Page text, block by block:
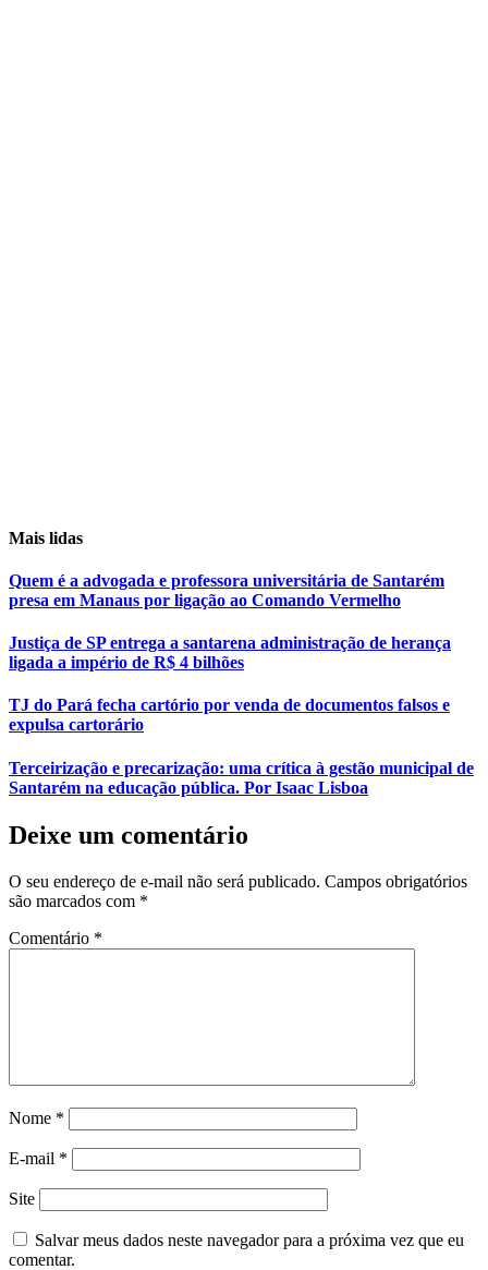
Mais lidas
Quem é a advogada e professora universitária de Santarém
presa em Manaus por ligação ao Comando Vermelho
Justiça de SP entrega a santarena administração de herança
ligada a império de R$ 4 bilhões
TJ do Pará fecha cartório por venda de documentos falsos e
expulsa cartorário
Terceirização e precarização: uma crítica à gestão municipal de
Santarém na educação pública. Por Isaac Lisboa
Deixe um comentário
O seu endereço de e-mail não será publicado. Campos obrigatórios
são marcados com *
Comentário *
Nome *
E-mail *
Site
Salvar meus dados neste navegador para a próxima vez que eu
comentar.